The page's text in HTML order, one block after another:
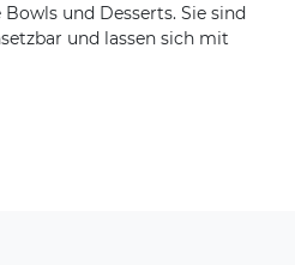
und Desserts. Sie sind
und lassen sich mit